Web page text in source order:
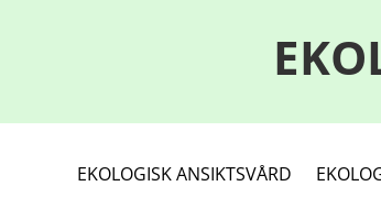
EKOLOGISK ANSIKTSVÅRD